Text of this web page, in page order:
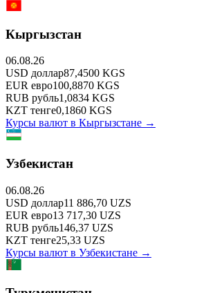
Кыргызстан
06.08.26
USD доллар87,4500 KGS
EUR евро100,8870 KGS
RUB рубль1,0834 KGS
KZT тенге0,1860 KGS
Курсы валют в Кыргызстане →
Узбекистан
06.08.26
USD доллар11 886,70 UZS
EUR евро13 717,30 UZS
RUB рубль146,37 UZS
KZT тенге25,33 UZS
Курсы валют в Узбекистане →